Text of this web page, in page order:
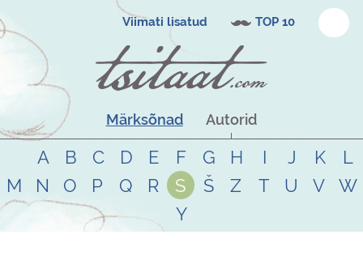
Viimati lisatud TOP 10
Märksõnad Autorid
A B C D E F G H I J K
L
M
N O P Q R S Š Z T U V
W
Y